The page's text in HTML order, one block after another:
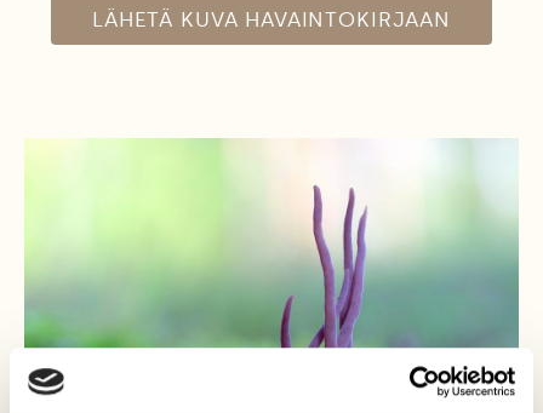
LÄHETÄ KUVA HAVAINTOKIRJAAN